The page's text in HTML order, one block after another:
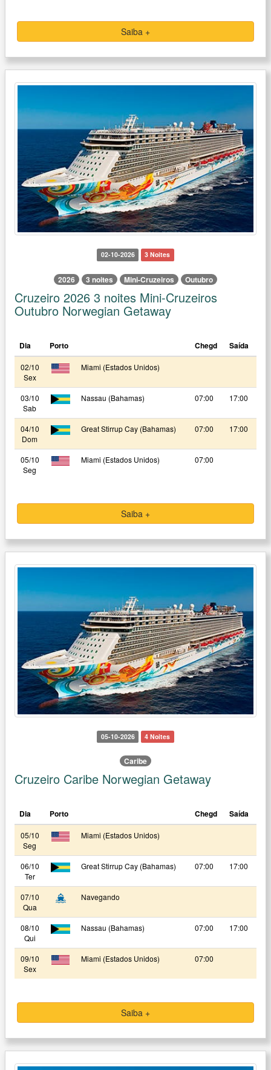
Saiba +
02-10-2026 3 Noites
2026 3 noites Mini-Cruzeiros Outubro
Cruzeiro 2026 3 noites Mini-Cruzeiros
Outubro Norwegian Getaway
Dia Porto Chegd Saída
02/10
Sex
Miami (Estados Unidos)
03/10
Sab
Nassau (Bahamas) 07:00 17:00
04/10
Dom
Great Stirrup Cay (Bahamas) 07:00 17:00
05/10
Seg
Miami (Estados Unidos) 07:00
Saiba +
05-10-2026 4 Noites
Caribe
Cruzeiro Caribe Norwegian Getaway
Dia Porto Chegd Saída
05/10
Seg
Miami (Estados Unidos)
06/10
Ter
Great Stirrup Cay (Bahamas) 07:00 17:00
07/10
Qua
Navegando
08/10
Qui
Nassau (Bahamas) 07:00 17:00
09/10
Sex
Miami (Estados Unidos) 07:00
Saiba +